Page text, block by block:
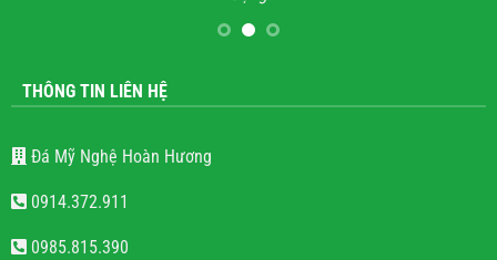
THÔNG TIN LIÊN HỆ
Đá Mỹ Nghệ Hoàn Hương
0914.372.911
0985.815.390